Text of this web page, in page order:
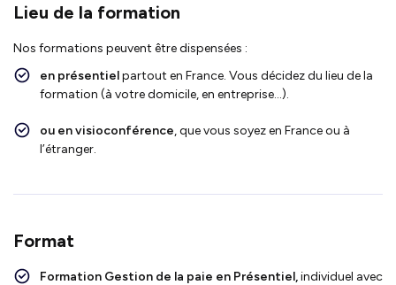
Lieu de la formation
Nos formations peuvent être dispensées :
en présentielpartout en France. Vous décidez du lieu de la
formation (à votre domicile, en entreprise…).
ou en visioconférence, que vous soyez en France ou à
l’étranger.
Format
Formation Gestion de la paie en Présentiel,individuel avec